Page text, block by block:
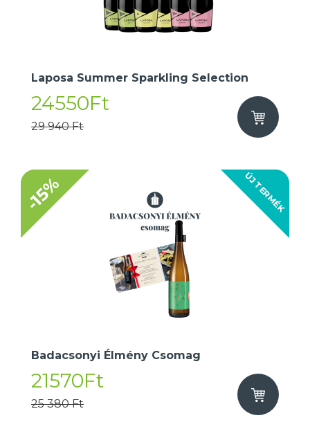
Laposa Summer Sparkling Selection
24550Ft
29 940 Ft
ÚJ TERMÉK
-15%
Badacsonyi Élmény Csomag
21570Ft
25 380 Ft